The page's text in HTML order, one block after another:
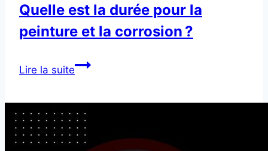
Quelle est la durée pour la
peinture et la corrosion ?
Lire la suiteGarantie
ou
anti
perforation